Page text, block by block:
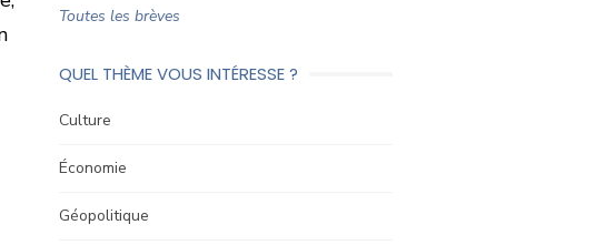
Toutes les brèves
QUEL THÈME VOUS INTÉRESSE ?
Culture
Économie
Géopolitique